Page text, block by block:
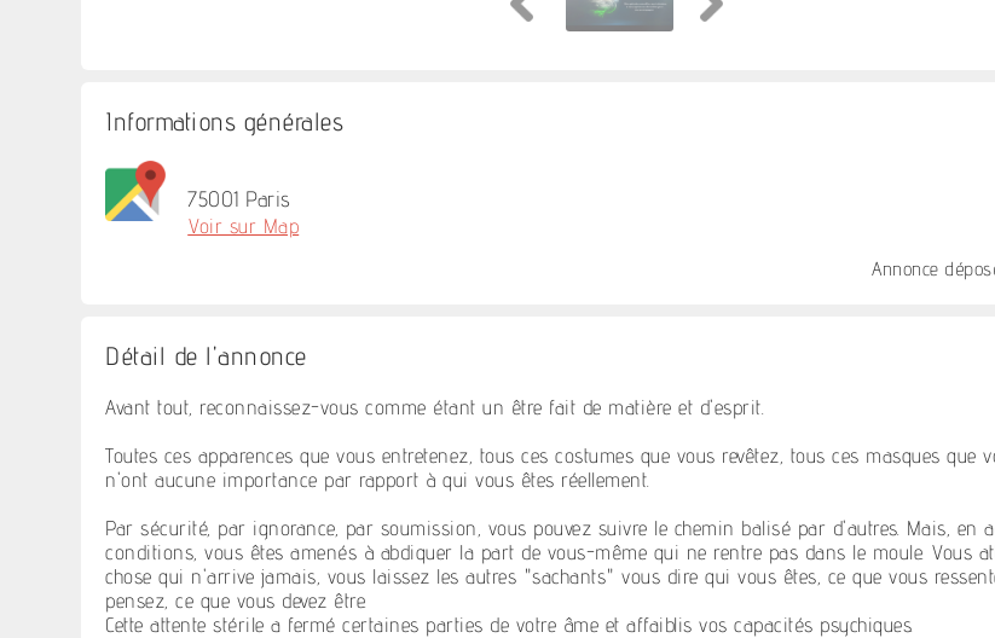
Informations générales
75001 Paris
Voir sur Map
Annonce
Détail de l'annonce
Avant tout, reconnaissez-vous comme étant un être fait de matière et d'esprit.
Toutes ces apparences que vous entretenez, tous ces costumes que vous revêtez, tous ces masques que
n'ont aucune importance par rapport à qui vous êtes réellement.
Par sécurité, par ignorance, par soumission, vous pouvez suivre le chemin balisé par d'autres. Mais, en
conditions, vous êtes amenés à abdiquer la part de vous-même qui ne rentre pas dans le moule. Vous
chose qui n'arrive jamais, vous laissez les autres "sachants" vous dire qui vous êtes, ce que vous
pensez, ce que vous devez être.
Cette attente stérile a fermé certaines parties de votre âme et affaiblis vos capacités psychiques.